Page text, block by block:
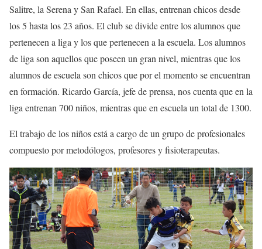
Salitre, la Serena y San Rafael. En ellas, entrenan chicos desde
los 5 hasta los 23 años. El club se divide entre los alumnos que
pertenecen a liga y los que pertenecen a la escuela. Los alumnos
de liga son aquellos que poseen un gran nivel, mientras que los
alumnos de escuela son chicos que por el momento se encuentran
en formación. Ricardo García, jefe de prensa, nos cuenta que en la
liga entrenan 700 niños, mientras que en escuela un total de 1300.
El trabajo de los niños está a cargo de un grupo de profesionales
compuesto por metodólogos, profesores y fisioterapeutas.